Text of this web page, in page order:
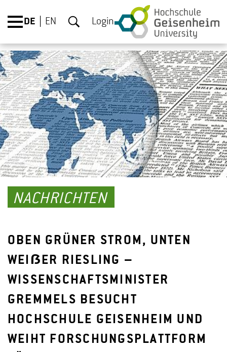
DE EN Login
NACHRICHTEN
OBEN GRÜNER STROM, UNTEN
WEIẞER RIESLING –
WISSENSCHAFTSMINISTER
GREMMELS BESUCHT
HOCHSCHULE GEISENHEIM UND
WEIHT FORSCHUNGSPLATTFORM